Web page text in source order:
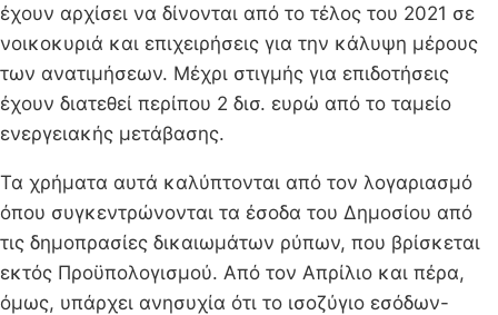
έχουν αρχίσει να δίνονται από το τέλος του 2021 σε
νοικοκυριά και επιχειρήσεις για την κάλυψη μέρους
των ανατιμήσεων. Μέχρι στιγμής για επιδοτήσεις
έχουν διατεθεί περίπου 2 δισ. ευρώ από το ταμείο
ενεργειακής μετάβασης.
Τα χρήματα αυτά καλύπτονται από τον λογαριασμό
όπου συγκεντρώνονται τα έσοδα του Δημοσίου από
τις δημοπρασίες δικαιωμάτων ρύπων, που βρίσκεται
εκτός Προϋπολογισμού. Από τον Απρίλιο και πέρα,
όμως, υπάρχει ανησυχία ότι το ισοζύγιο εσόδων-